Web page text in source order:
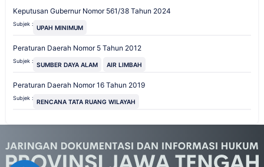
Keputusan Gubernur Nomor 561/38 Tahun 2024
Subjek : UPAH MINIMUM
Peraturan Daerah Nomor 5 Tahun 2012
Subjek : SUMBER DAYA ALAM AIR LIMBAH
Peraturan Daerah Nomor 16 Tahun 2019
Subjek : RENCANA TATA RUANG WILAYAH